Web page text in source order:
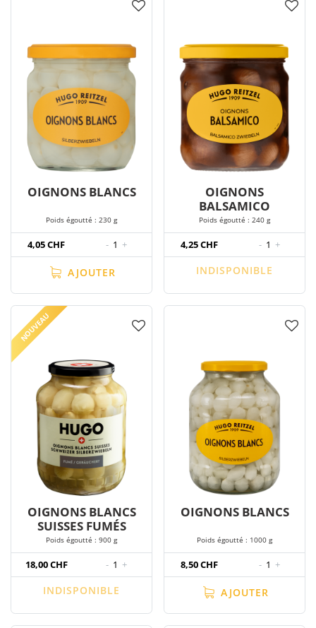
OIGNONS BLANCS
Poids égoutté : 230 g
4,05 CHF - 1 +
AJOUTER
OIGNONS
BALSAMICO
Poids égoutté : 240 g
4,25 CHF - 1 +
INDISPONIBLE
NOUVEAU
OIGNONS BLANCS
SUISSES FUMÉS
Poids égoutté : 900 g
18,00 CHF - 1 +
INDISPONIBLE
OIGNONS BLANCS
Poids égoutté : 1000 g
8,50 CHF - 1 +
AJOUTER